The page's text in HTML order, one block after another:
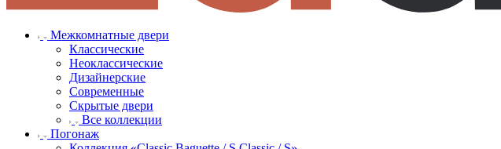
Межкомнатные двери
Классические
Неоклассические
Дизайнерские
Современные
Скрытые двери
Все коллекции
Погонаж